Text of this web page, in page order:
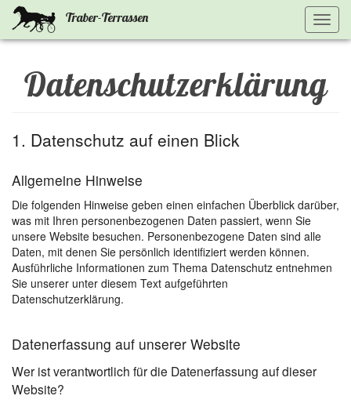
ein-/
Traber-Terrassen
Datenschutzerklärung
1. Datenschutz auf einen Blick
Allgemeine Hinweise
Die folgenden Hinweise geben einen einfachen Überblick darüber,
was mit Ihren personenbezogenen Daten passiert, wenn Sie
unsere Website besuchen. Personenbezogene Daten sind alle
Daten, mit denen Sie persönlich identifiziert werden können.
Ausführliche Informationen zum Thema Datenschutz entnehmen
Sie unserer unter diesem Text aufgeführten
Datenschutzerklärung.
Datenerfassung auf unserer Website
Wer ist verantwortlich für die Datenerfassung auf dieser
Website?